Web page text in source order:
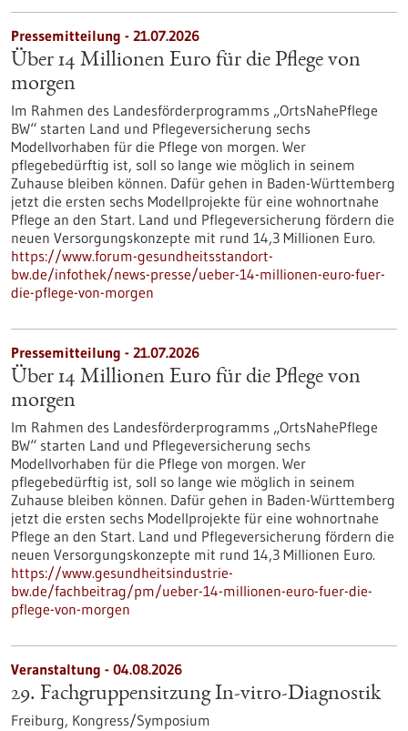
Pressemitteilung - 21.07.2026
Über 14 Millionen Euro für die Pflege von
morgen
Im Rahmen des Landesförderprogramms „OrtsNahePflege
BW“ starten Land und Pflegeversicherung sechs
Modellvorhaben für die Pflege von morgen. Wer
pflegebedürftig ist, soll so lange wie möglich in seinem
Zuhause bleiben können. Dafür gehen in Baden-Württemberg
jetzt die ersten sechs Modellprojekte für eine wohnortnahe
Pflege an den Start. Land und Pflegeversicherung fördern die
neuen Versorgungskonzepte mit rund 14,3 Millionen Euro.
https://www.forum-gesundheitsstandort-
bw.de/infothek/news-presse/ueber-14-millionen-euro-fuer-
die-pflege-von-morgen
Pressemitteilung - 21.07.2026
Über 14 Millionen Euro für die Pflege von
morgen
Im Rahmen des Landesförderprogramms „OrtsNahePflege
BW“ starten Land und Pflegeversicherung sechs
Modellvorhaben für die Pflege von morgen. Wer
pflegebedürftig ist, soll so lange wie möglich in seinem
Zuhause bleiben können. Dafür gehen in Baden-Württemberg
jetzt die ersten sechs Modellprojekte für eine wohnortnahe
Pflege an den Start. Land und Pflegeversicherung fördern die
neuen Versorgungskonzepte mit rund 14,3 Millionen Euro.
https://www.gesundheitsindustrie-
bw.de/fachbeitrag/pm/ueber-14-millionen-euro-fuer-die-
pflege-von-morgen
Veranstaltung - 04.08.2026
29. Fachgruppensitzung In-vitro-Diagnostik
Freiburg, Kongress/Symposium